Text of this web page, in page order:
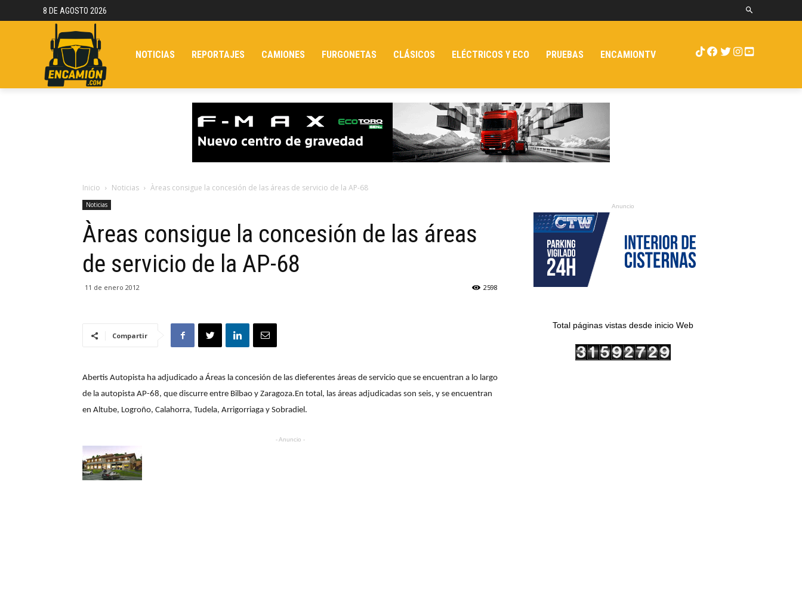
8 DE AGOSTO 2026
NOTICIAS REPORTAJES CAMIONES FURGONETAS CLÁSICOS ELÉCTRICOS Y ECO PRUEBAS ENCAMIONTV
Inicio Noticias Àreas consigue la concesión de las áreas de servicio de la AP-68
Noticias
Àreas consigue la concesión de las áreas
de servicio de la AP-68
11 de enero 2012 2598
Compartir
Abertis Autopista ha adjudicado a Áreas la concesión de las dieferentes áreas de servicio que se encuentran a lo largo
de la autopista AP-68, que discurre entre Bilbao y Zaragoza.En total, las áreas adjudicadas son seis, y se encuentran
en Altube, Logroño, Calahorra, Tudela, Arrigorriaga y Sobradiel.
- Anuncio -
Anuncio
Total páginas vistas desde inicio Web